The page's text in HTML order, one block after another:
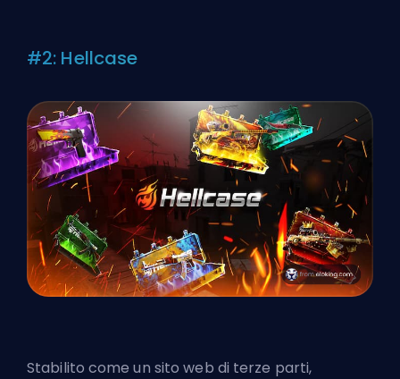
#2: Hellcase
Stabilito come un sito web di terze parti,